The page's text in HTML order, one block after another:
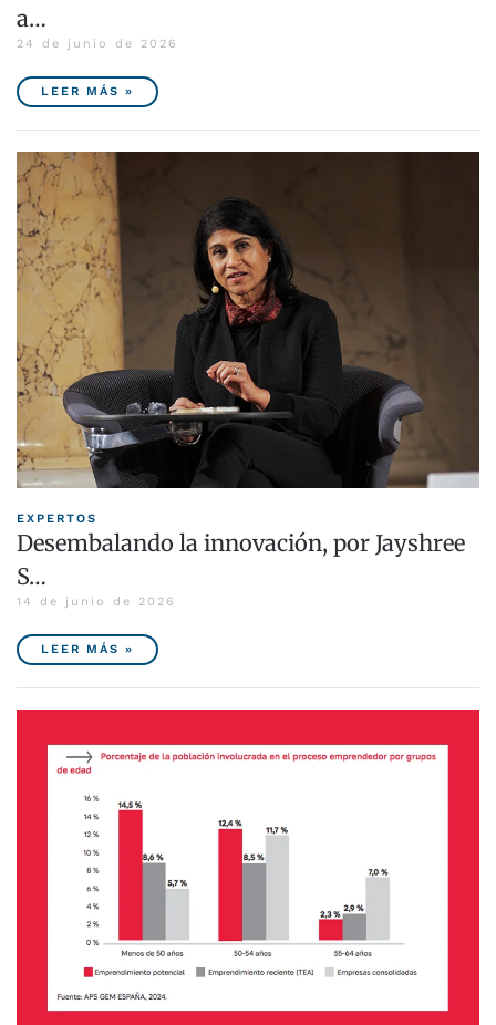
a…
24 de junio de 2026
LEER MÁS »
EXPERTOS
Desembalando la innovación, por Jayshree
S…
14 de junio de 2026
LEER MÁS »